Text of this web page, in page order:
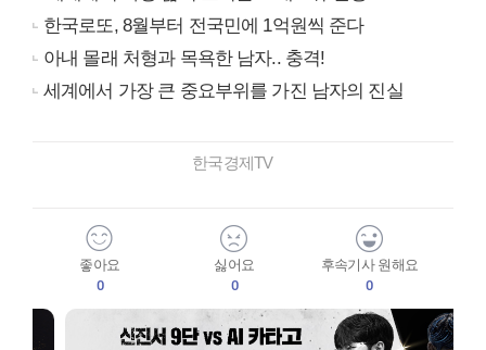
한국로또, 8월부터 전국민에 1억원씩 준다
아내 몰래 처형과 목욕한 남자.. 충격!
세계에서 가장 큰 중요부위를 가진 남자의 진실
한국경제TV
좋아요
0
싫어요
0
후속기사 원해요
0